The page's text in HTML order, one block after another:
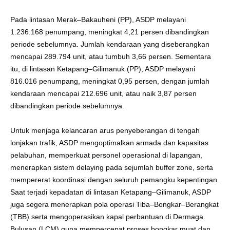
Pada lintasan Merak–Bakauheni (PP), ASDP melayani
1.236.168 penumpang, meningkat 4,21 persen dibandingkan
periode sebelumnya. Jumlah kendaraan yang diseberangkan
mencapai 289.794 unit, atau tumbuh 3,66 persen. Sementara
itu, di lintasan Ketapang–Gilimanuk (PP), ASDP melayani
816.016 penumpang, meningkat 0,95 persen, dengan jumlah
kendaraan mencapai 212.696 unit, atau naik 3,87 persen
dibandingkan periode sebelumnya.
Untuk menjaga kelancaran arus penyeberangan di tengah
lonjakan trafik, ASDP mengoptimalkan armada dan kapasitas
pelabuhan, memperkuat personel operasional di lapangan,
menerapkan sistem delaying pada sejumlah buffer zone, serta
mempererat koordinasi dengan seluruh pemangku kepentingan.
Saat terjadi kepadatan di lintasan Ketapang–Gilimanuk, ASDP
juga segera menerapkan pola operasi Tiba–Bongkar–Berangkat
(TBB) serta mengoperasikan kapal perbantuan di Dermaga